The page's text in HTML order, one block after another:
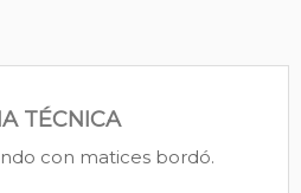
TÉCNICA
con matices bordó.